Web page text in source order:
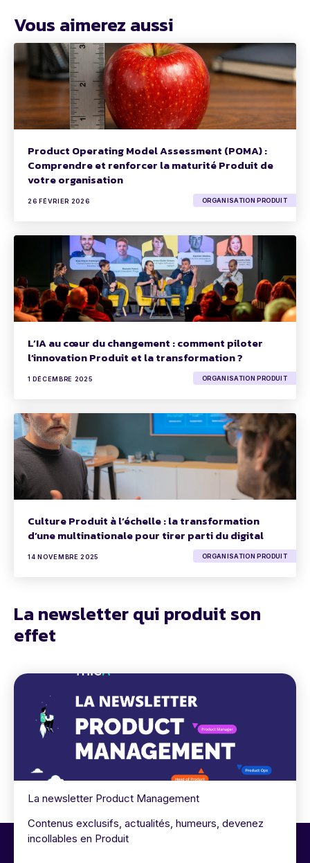
Vous aimerez aussi
Product Operating Model Assessment (POMA) :
Comprendre et renforcer la maturité Produit de
votre organisation
26 FÉVRIER 2026 ORGANISATION PRODUIT
L’IA au cœur du changement : comment piloter
l’innovation Produit et la transformation ?
1 DÉCEMBRE 2025 ORGANISATION PRODUIT
Culture Produit à l’échelle : la transformation
d’une multinationale pour tirer parti du digital
14 NOVEMBRE 2025 ORGANISATION PRODUIT
La newsletter qui produit son
effet
La newsletter Product Management
Contenus exclusifs, actualités, humeurs, devenez
incollables en Produit